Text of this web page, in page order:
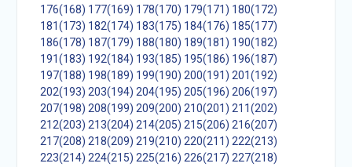
176(168) 177(169) 178(170) 179(171) 180(172)
181(173) 182(174) 183(175) 184(176) 185(177)
186(178) 187(179) 188(180) 189(181) 190(182)
191(183) 192(184) 193(185) 195(186) 196(187)
197(188) 198(189) 199(190) 200(191) 201(192)
202(193) 203(194) 204(195) 205(196) 206(197)
207(198) 208(199) 209(200) 210(201) 211(202)
212(203) 213(204) 214(205) 215(206) 216(207)
217(208) 218(209) 219(210) 220(211) 222(213)
223(214) 224(215) 225(216) 226(217) 227(218)